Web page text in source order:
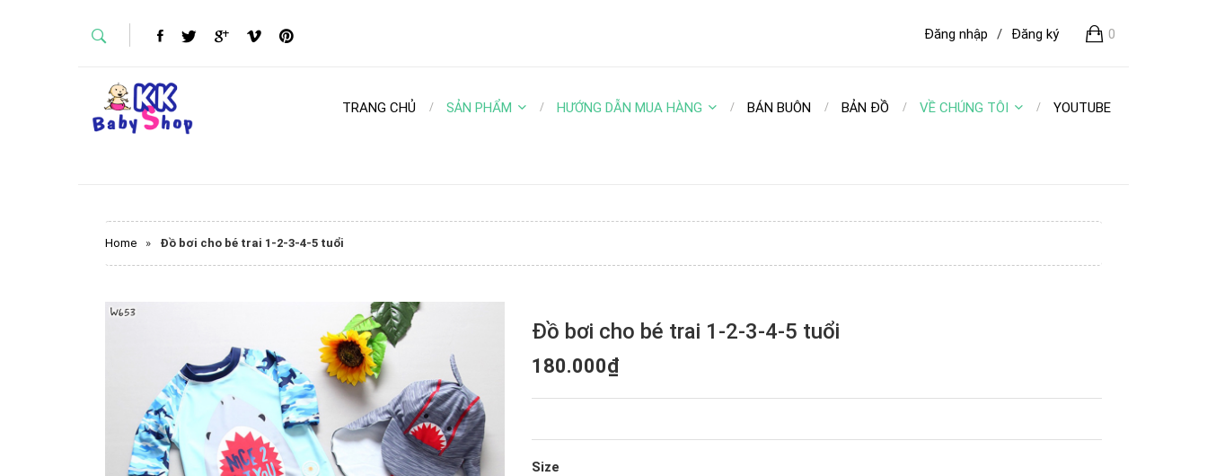
0
Đăng ký
/
Đăng nhập
TRANG CHỦ SẢN PHẨM HƯỚNG DẪN MUA HÀNG BÁN BUÔN BẢN ĐỒ VỀ CHÚNG TÔI YOUTUBE
Home » Đồ bơi cho bé trai 1-2-3-4-5 tuổi
Đồ bơi cho bé trai 1-2-3-4-5 tuổi
180.000₫
Size